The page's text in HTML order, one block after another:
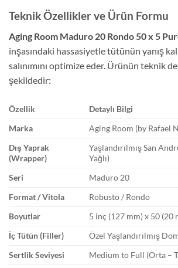
Teknik Özellikler ve Ürün Formu
Aging Room Maduro 20 Rondo 50 x 5
inşasındaki hassasiyetle tütünün yanış
salınımını optimize eder. Ürünün teknik
şekildedir:
Özellik
Detaylı Bilgi
Marka
Aging Room (by Rafael
Dış Yaprak
(Wrapper)
Yaşlandırılmış San
Yağlı)
Seri
Maduro 20
Format / Vitola
Robusto / Rondo
Boyutlar
5 inç (127 mm) x 50 (20
İç Tütün (Filler)
Özel Yaşlandırılmış
Sertlik Seviyesi
Medium to Full (Orta –